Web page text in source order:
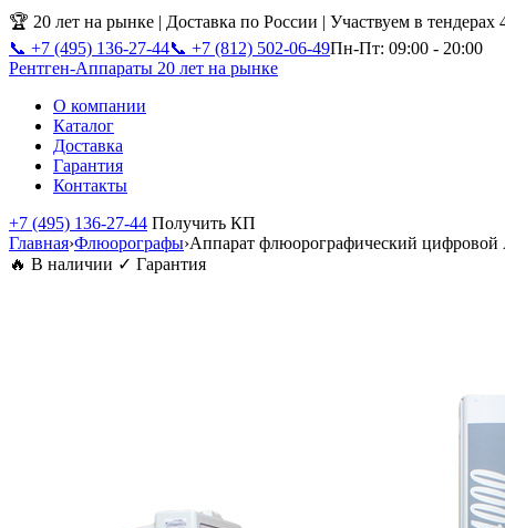
🏆 20 лет на рынке | Доставка по России | Участвуем в
📞 +7 (495) 136-27-44📞 +7 (812) 502-06-49Пн-Пт: 09:00 - 20:00
Рентген-Аппараты 20 лет на рынке
О компании
Каталог
Доставка
Гарантия
Контакты
+7 (495) 136-27-44 Получить КП
Главная›Флюорографы›Аппарат флюорографический
🔥 В наличии ✓ Гарантия